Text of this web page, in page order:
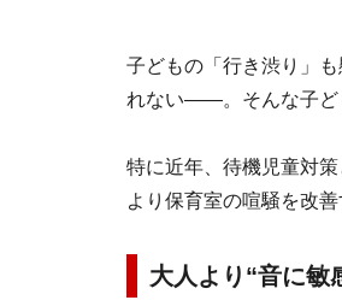
子どもの「行き渋り」
れない――。そんな子ど
特に近年、待機児童対
より保育室の喧騒を改
大人より“音に敏